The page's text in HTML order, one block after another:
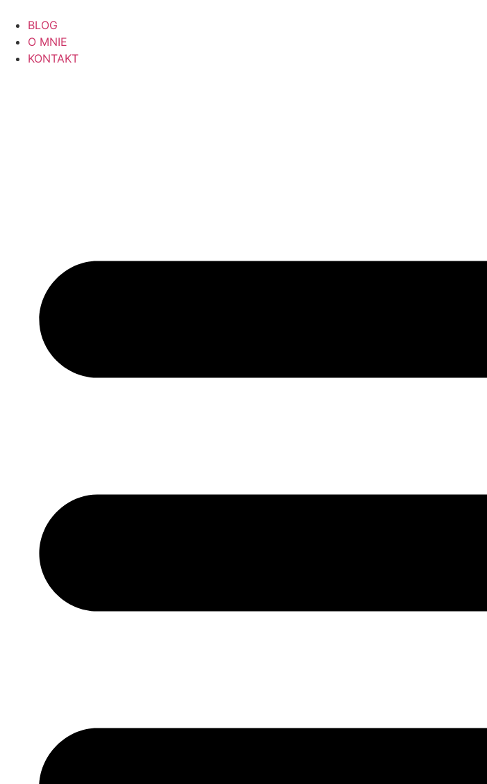
BLOG
O MNIE
KONTAKT